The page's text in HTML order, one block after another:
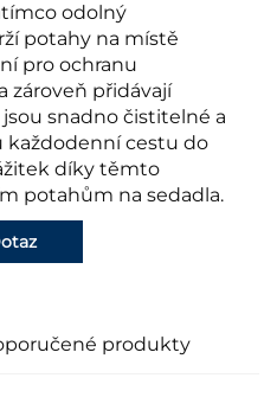
odolný
potahy na místě
pro ochranu
zároveň přidávají
snadno čistitelné a
každodenní cestu do
díky těmto
potahům na sedadla.
produkty